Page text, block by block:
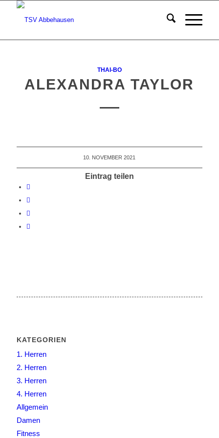
THAI-BO
ALEXANDRA TAYLOR
10. NOVEMBER 2021
Eintrag teilen
KATEGORIEN
1. Herren
2. Herren
3. Herren
4. Herren
Allgemein
Damen
Fitness